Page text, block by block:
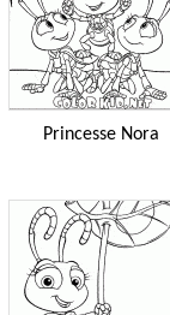
Princesse Nora